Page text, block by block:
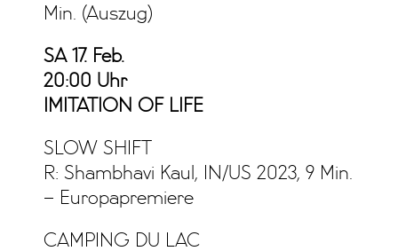
Min. (Auszug)
SA 17. Feb.
20:00 Uhr
IMITATION OF LIFE
SLOW SHIFT
R: Shambhavi Kaul, IN/US 2023, 9 Min.
– Europapremiere
CAMPING DU LAC